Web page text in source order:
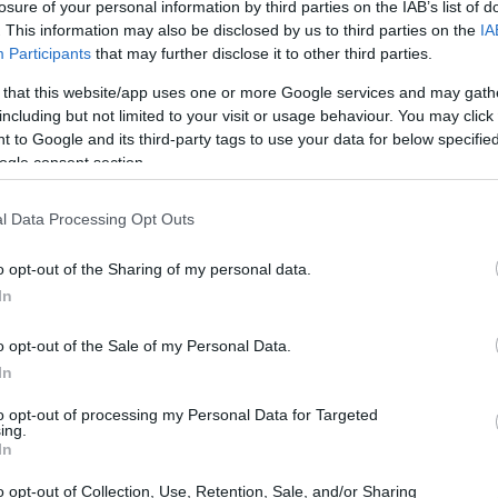
of your personal information by third parties on the IAB’s list of
This information may also be disclosed by us to third parties on the
Participants that may further disclose it to other third parties.
that this website/app uses one or more Google services and may
but not limited to your visit or usage behaviour. You may
to Google and its third-party tags to use your data for below
consent section.
Data Processing Opt Outs
opt-out of the Sharing of my personal data.
opt-out of the Sale of my Personal Data.
opt-out of processing my Personal Data for Targeted
opt-out of Collection, Use, Retention, Sale, and/or Sharing
των ΗΑΕ ανακοίνωσε ότι τα
αναχαίτισαν δύο βαλλιστικούς
από το Ιράν. Είναι
εβδομάδα που το Ιράν επιτίθεται
η ένταση στη Μέση Ανατολή παραμένει
πυρ εναντίον δύο άδειων
Sea Star III και M/T Sevda, τα οποία
με ανακοίνωση της Κεντρικής
πολεμικό αεροσκάφος του
των πλοίων, ακινητοποιώντας τα.
19:57
19:44